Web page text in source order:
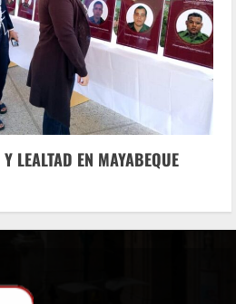
LEALTAD EN MAYABEQUE